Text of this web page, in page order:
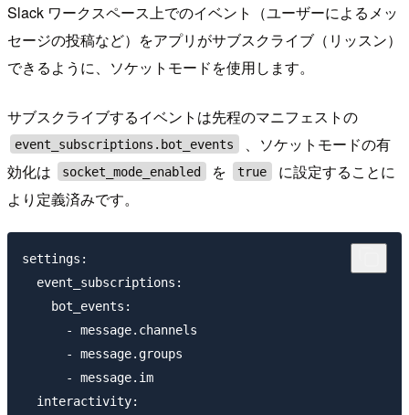
Slack ワークスペース上でのイベント（ユーザーによるメッ
セージの投稿など）をアプリがサブスクライブ（リッスン）
できるように、ソケットモードを使用します。
サブスクライブするイベントは先程のマニフェストの
event_subscriptions.bot_events
、ソケットモードの有
効化は
socket_mode_enabled を true
に設定することに
より定義済みです。
settings:
  event_subscriptions:
    bot_events:
      - message.channels
      - message.groups
      - message.im
  interactivity: